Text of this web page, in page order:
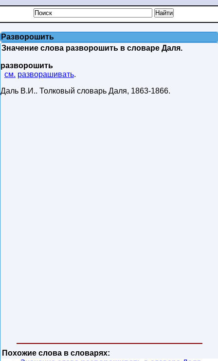
Разворошить
Значение слова разворошить в словаре Даля.
разворошить
см. разворашивать.
Даль В.И.. Толковый словарь Даля, 1863-1866.
Похожие слова в словарях: